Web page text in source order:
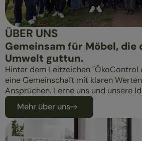
ÜBER UNS
Gemeinsam für Möbel, die
Umwelt guttun.
Hinter dem Leitzeichen "ÖkoControl
eine Gemeinschaft mit klaren
Ansprüchen. Lerne uns und unsere
Mehr über uns